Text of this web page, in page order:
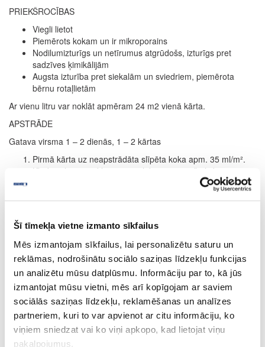
Šī tīmekļa vietne izmanto sīkfailus
Mēs izmantojam sīkfailus, lai personalizētu saturu un
reklāmas, nodrošinātu sociālo saziņas līdzekļu funkcijas
un analizētu mūsu datplūsmu. Informāciju par to, kā jūs
izmantojat mūsu vietni, mēs arī kopīgojam ar saviem
sociālās saziņas līdzekļu, reklamēšanas un analīzes
partneriem, kuri to var apvienot ar citu informāciju, ko
viņiem sniedzat vai ko viņi apkopo, kad lietojat viņu
pakalpojumus.
PRIEKŠROCĪBAS
Viegli lietot
Piemērots kokam un ir mikroporains
Nodilumizturīgs un netīrumus atgrūdošs, izturīgs pret
sadzīves ķimikālijām
Augsta izturība pret siekalām un sviedriem, piemērota
bērnu rotaļlietām
Ar vienu litru var noklāt apmēram 24 m2 vienā kārta.
APSTRĀDE
Gatava virsma 1 – 2 dienās, 1 – 2 kārtas
Pirmā kārta uz neapstrādāta slīpēta koka apm. 35 ml/m².
Kļūdas slapjā pārklājumā var labot 30 minūšu laikā pēc
pirmās uzklāšanas.Žūšanas laiks apm. 12 stundas (normāli
uzklāšanas, noslaucīt ar drānu vai balto pulēšanas disku
koka šķiedru virzienā.
Intensīvs:Ja ir nepieciešama pastiprināta krāsas
intensitāte, atkārtot procesu. (Tomēr maksimāli uzklāt 2
kārtas.) Attiecas tikai uz intensīviemtoņiem.
Kā tonējoša grunts grīdas segumam: žūšanas laiks apm.
24 stundas (12 stundu vietā; skatīt 3. punktu). Otrā kārta
apm. 35 ml/m2 ar Hartwachs-Öl bezkrāsaina. Žūšanas laiks
apm. 8 – 10 stundas; skatīt 3. punktu.